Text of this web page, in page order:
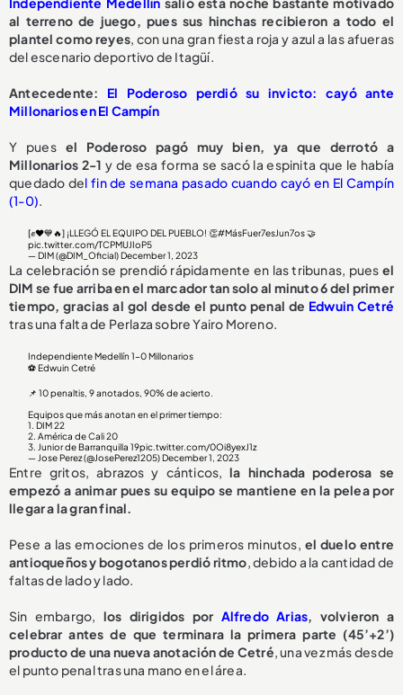
al terreno de juego, pues sus hinchas recibieron a todo el
plantel como reyes, con una gran fiesta roja y azul a las afueras
del escenario deportivo de Itagüí.
Antecedente: El Poderoso perdió su invicto: cayó ante
Millonarios en El Campín
Y pues el Poderoso pagó muy bien, ya que derrotó a
Millonarios 2-1 y de esa forma se sacó la espinita que le había
quedado del fin de semana pasado cuando cayó en El Campín
(1-0).
[✊❤️💙🔥] ¡LLEGÓ EL EQUIPO DEL PUEBLO! 👏#MásFuer7esJun7os🤝
pic.twitter.com/TCPMUJIoP5
— DIM (@DIM_Oficial)December 1, 2023
La celebración se prendió rápidamente en las tribunas, pues el
DIM se fue arriba en el marcador tan solo al minuto 6 del primer
tiempo, gracias al gol desde el punto penal de Edwuin Cetré
tras una falta de Perlaza sobre Yairo Moreno.
Independiente Medellín 1-0 Millonarios
⚽ Edwuin Cetré
📌 10 penaltis, 9 anotados, 90% de acierto.
Equipos que más anotan en el primer tiempo:
1. DIM 22
2. América de Cali 20
3. Junior de Barranquilla 19pic.twitter.com/0Oi8yexJ1z
— Jose Perez (@JosePerez1205)December 1, 2023
Entre gritos, abrazos y cánticos,la hinchada poderosa se
empezó a animar pues su equipo se mantiene en la pelea por
llegar a la gran final.
Pese a las emociones de los primeros minutos, el duelo entre
antioqueños y bogotanos perdió ritmo, debido a la cantidad de
faltas de lado y lado.
Sin embargo, los dirigidos por Alfredo Arias, volvieron a
celebrar antes de que terminara la primera parte (45’+2’)
producto de una nueva anotación de Cetré, una vez más desde
el punto penal tras una mano en el área.